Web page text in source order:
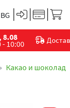
8.08
- 10:00
Какао и шоколад